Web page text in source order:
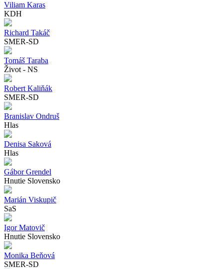
Viliam Karas
KDH
Richard Takáč
SMER-SD
Tomáš Taraba
Život - NS
Robert Kaliňák
SMER-SD
Branislav Ondruš
Hlas
Denisa Saková
Hlas
Gábor Grendel
Hnutie Slovensko
Marián Viskupič
SaS
Igor Matovič
Hnutie Slovensko
Monika Beňová
SMER-SD